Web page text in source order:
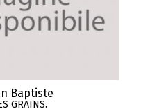
Baptiste
GRAINS.